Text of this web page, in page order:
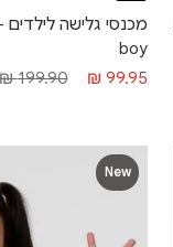
boy
מחיר מבצע
99.95 ₪ מחיר רגיל
199.90 ₪
New